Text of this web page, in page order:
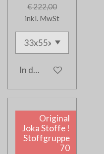
€ 222,00
inkl. MwSt
In den Warenkorb
Original
Joka Stoffe !
Stoffgruppe
70